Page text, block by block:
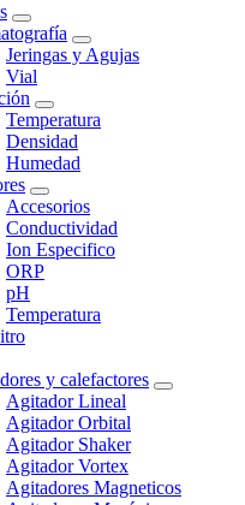
Jeringas y Agujas
Vial
Temperatura
Densidad
Humedad
Accesorios
Conductividad
Ion Especifico
ORP
pH
Temperatura
y calefactores
Agitador Lineal
Agitador Orbital
Agitador Shaker
Agitador Vortex
Agitadores Magneticos